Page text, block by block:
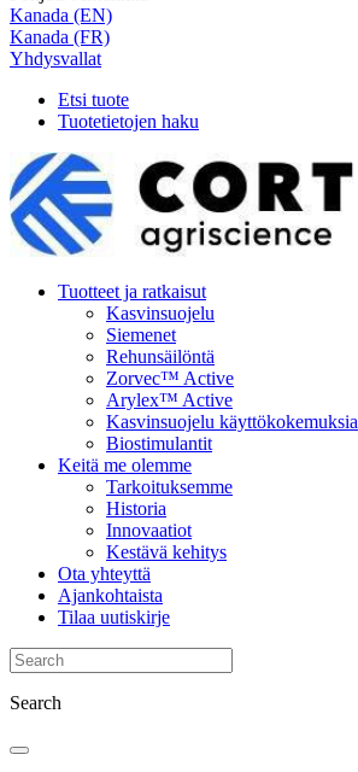
Kanada (EN)
Kanada (FR)
Yhdysvallat
Etsi tuote
Tuotetietojen haku
Tuotteet ja ratkaisut
Kasvinsuojelu
Siemenet
Rehunsäilöntä
Zorvec™ Active
Arylex™ Active
Kasvinsuojelu käyttökokemuksia
Biostimulantit
Keitä me olemme
Tarkoituksemme
Historia
Innovaatiot
Kestävä kehitys
Ota yhteyttä
Ajankohtaista
Tilaa uutiskirje
Search